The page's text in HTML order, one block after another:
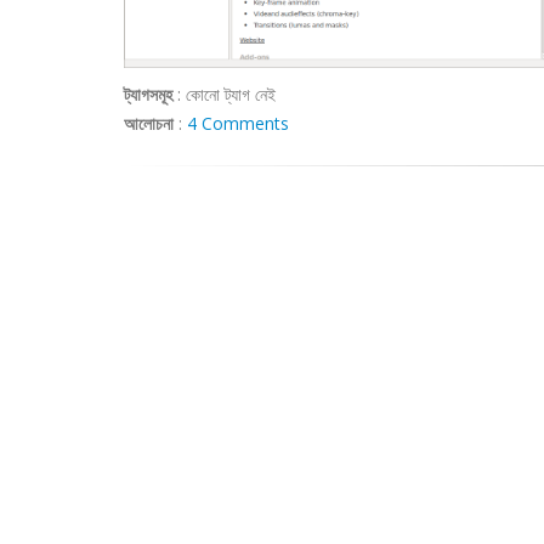
ট্যাগসমূহ: কোনো ট্যাগ নেই
আলোচনা: 4 Comments